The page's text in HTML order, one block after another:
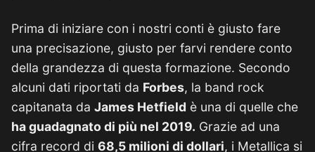
Prima di iniziare con i nostri conti è giusto fare
una precisazione, giusto per farvi rendere conto
della grandezza di questa formazione. Secondo
alcuni dati riportati da Forbes, la band rock
capitanata da James Hetfield è una di quelle che
ha guadagnato di più nel 2019. Grazie ad una
cifra record di 68,5 milioni di dollari, i Metallica si